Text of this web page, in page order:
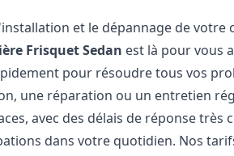
et le dépannage de votre
FrisquetSedan est là pour vous
pour résoudre tous vos
une réparation ou un entretien
avec des délais de réponse très
dans votre quotidien. Nos